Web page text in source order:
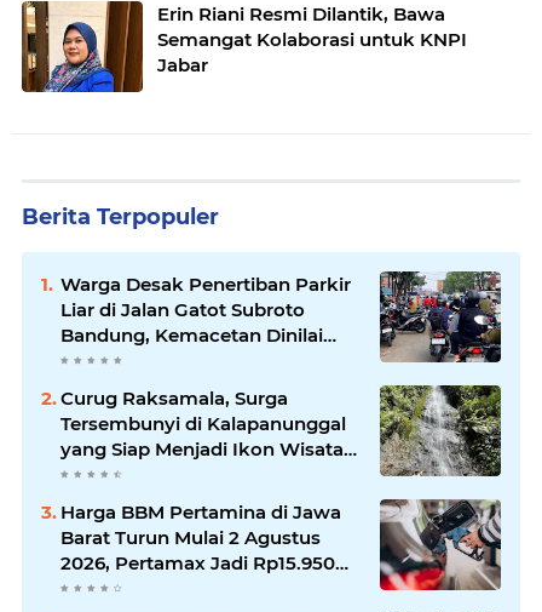
Erin Riani Resmi Dilantik, Bawa
Semangat Kolaborasi untuk KNPI
Jabar
Berita Terpopuler
Warga Desak Penertiban Parkir
Liar di Jalan Gatot Subroto
Bandung, Kemacetan Dinilai
Makin Mengkhawatirkan
Curug Raksamala, Surga
Tersembunyi di Kalapanunggal
yang Siap Menjadi Ikon Wisata
Alam Baru Kabupaten
Harga BBM Pertamina di Jawa
Barat Turun Mulai 2 Agustus
2026, Pertamax Jadi Rp15.950
per Liter, Cek Daftar Harga